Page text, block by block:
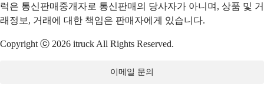
럭은 통신판매중개자로 통신판매의 당사자가 아니며, 상품 및 거
래정보, 거래에 대한 책임은 판매자에게 있습니다.
Copyright ⓒ 2026 itruck All Rights Reserved.
이메일 문의